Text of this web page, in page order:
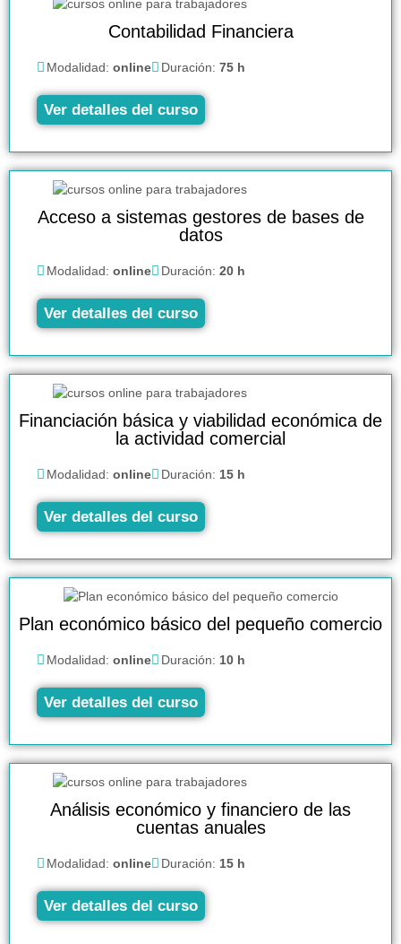
Contabilidad Financiera
Modalidad: online Duración: 75 h
Ver detalles del curso
Acceso a sistemas gestores de bases de
datos
Modalidad: online Duración: 20 h
Ver detalles del curso
Financiación básica y viabilidad económica de
la actividad comercial
Modalidad: online Duración: 15 h
Ver detalles del curso
Plan económico básico del pequeño comercio
Modalidad: online Duración: 10 h
Ver detalles del curso
Análisis económico y financiero de las
cuentas anuales
Modalidad: online Duración: 15 h
Ver detalles del curso